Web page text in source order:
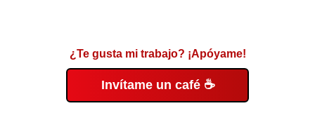
¿Te gusta mi trabajo? ¡Apóyame!
Invítame un café ☕